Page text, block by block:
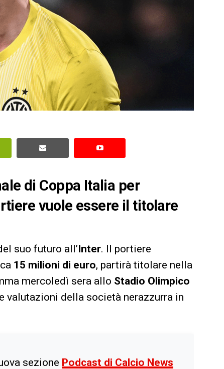
di Coppa Italia per
vuole essere il titolare
suo futuro all’Inter. Il portiere
15 milioni di euro, partirà titolare nella
mercoledì sera allo Stadio Olimpico
valutazioni della società nerazzurra in
sezione Podcast di Calcio News